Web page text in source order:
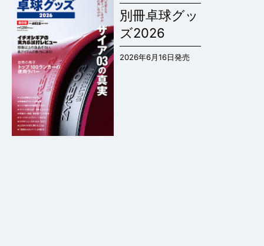
別冊卓球グッ
ズ2026
2026年6月16日発売